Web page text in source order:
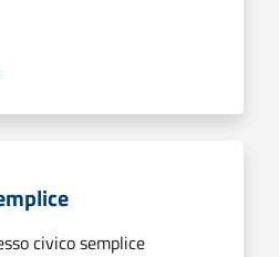
civico semplice